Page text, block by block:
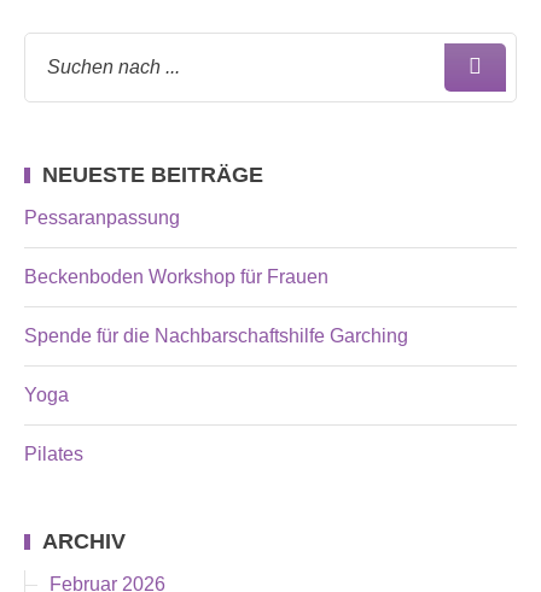
NEUESTE BEITRÄGE
Pessaranpassung
Beckenboden Workshop für Frauen
Spende für die Nachbarschaftshilfe Garching
Yoga
Pilates
ARCHIV
Februar 2026